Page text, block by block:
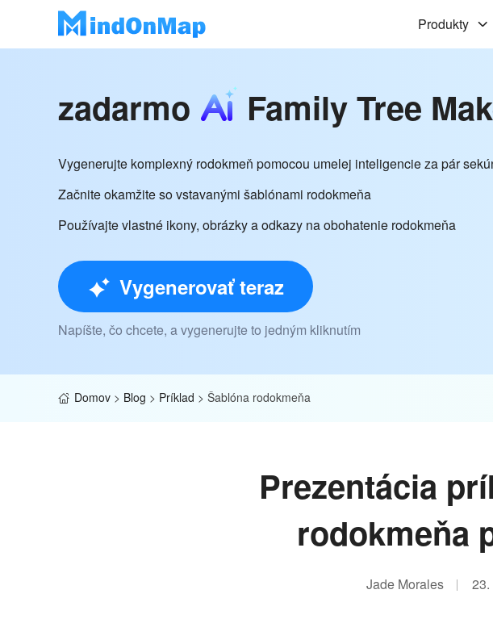
Produkty
zadarmo Family Tree
Vygenerujte komplexný rodokmeň pomocou umelej inteligencie za pár
Začnite okamžite so vstavanými šablónami rodokmeňa
Používajte vlastné ikony, obrázky a odkazy na obohatenie rodokmeňa
Vygenerovať teraz
Napíšte, čo chcete, a vygenerujte to jedným kliknutím
Domov > Blog > Príklad > Šablóna rodokmeňa
Prezentácia
rodokmeňa
Jade Morales